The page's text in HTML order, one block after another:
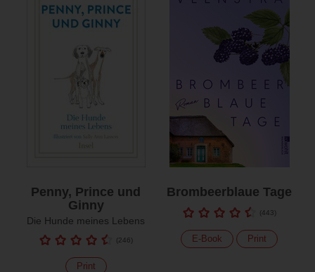
Penny, Prince und
Ginny
Die Hunde meines Lebens
(246)
Print
Brombeerblaue Tage
(443)
E-Book Print